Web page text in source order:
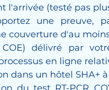
l'arrivée (testé pas
une preuve,
couverture d'au
délivré par
en ligne
dans un hôtel SHA+